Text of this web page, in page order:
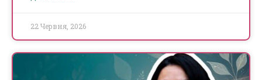
22 Червня, 2026